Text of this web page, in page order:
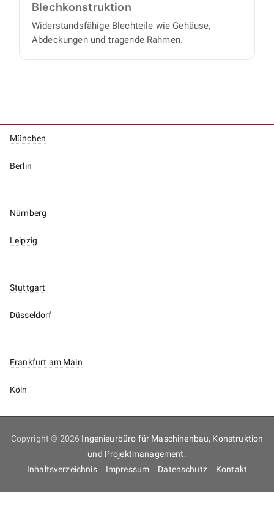
Blech­konstruktion
Widerstandsfähige Blechteile wie Gehäuse,
Abdeckungen und tragende Rahmen.
München
Berlin
Nürnberg
Leipzig
Stuttgart
Düsseldorf
Frankfurt am Main
Köln
Copyright © 2026 Ingenieurbüro für Maschinenbau, Konstruktion
und Projektmanagement.
Inhaltsverzeichnis
Impressum Datenschutz Kontakt